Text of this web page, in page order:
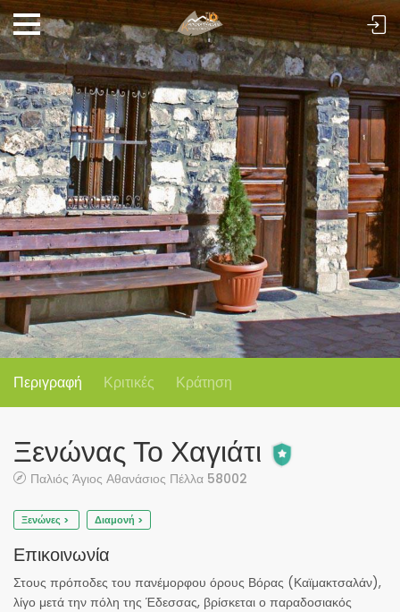
Περιγραφή Κριτικές Κράτηση
Ξενώνας Το Χαγιάτι
Παλιός Άγιος Αθανάσιος Πέλλα 58002
Ξενώνες > Διαμονή >
Επικοινωνία
Στους πρόποδες του πανέμορφου όρους Βόρας (Καϊμακτσαλάν),
λίγο μετά την πόλη της Έδεσσας, βρίσκεται ο παραδοσιακός